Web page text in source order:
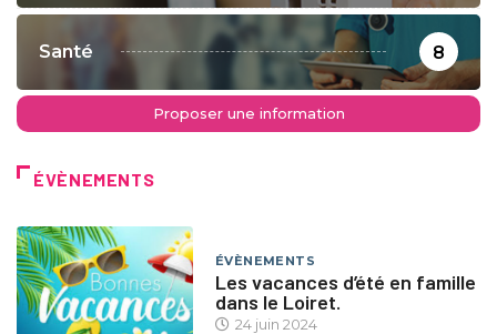
Santé 8
Proposer une information
ÉVÈNEMENTS
ÉVÈNEMENTS
Les vacances d’été en famille
dans le Loiret.
24 juin 2024